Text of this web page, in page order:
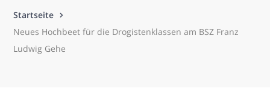
Startseite
Neues Hochbeet für die Drogistenklassen am BSZ Franz
Ludwig Gehe